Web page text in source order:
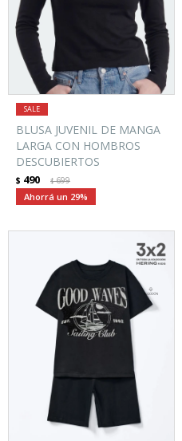
BLUSA JUVENIL DE MANGA
LARGA CON HOMBROS
DESCUBIERTOS
$ 490 $699
29